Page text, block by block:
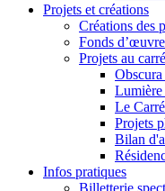
Projets et créations
Créations des
Fonds
Projets au carré
Lumière
Le
Projets
Bilan
Infos pratiques
Billetterie